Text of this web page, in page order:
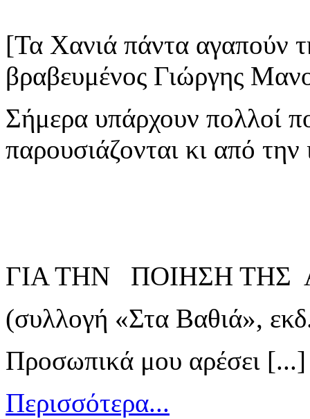
[Τα Χανιά πάντα αγαπούν
βραβευμένος Γιώργης
Σήμερα υπάρχουν πολλοί
παρουσιάζονται κι από την
ΓΙΑ ΤΗΝ ΠΟΙΗΣΗ ΤΗΣ
(συλλογή «Στα Βαθιά»,
Προσωπικά μου αρέσει [...]
Περισσότερα...